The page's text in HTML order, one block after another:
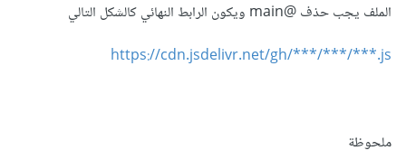
الملف يجب حذف @main ويكون الرابط النهائي كالشكل التالي
https://cdn.jsdelivr.net/gh/***/***/***.js
ملحوظة